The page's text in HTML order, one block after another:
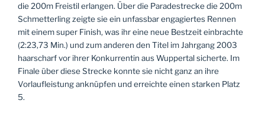
die 200m Freistil erlangen. Über die Paradestrecke die 200m
Schmetterling zeigte sie ein unfassbar engagiertes Rennen
mit einem super Finish, was ihr eine neue Bestzeit einbrachte
(2:23,73 Min.) und zum anderen den Titel im Jahrgang 2003
haarscharf vor ihrer Konkurrentin aus Wuppertal sicherte. Im
Finale über diese Strecke konnte sie nicht ganz an ihre
Vorlaufleistung anknüpfen und erreichte einen starken Platz
5.